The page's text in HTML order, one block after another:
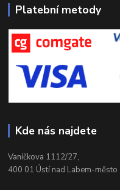
Platební metody
Kde nás najdete
Vaníčkova 1112/27,
400 01 Ústí nad Labem-město